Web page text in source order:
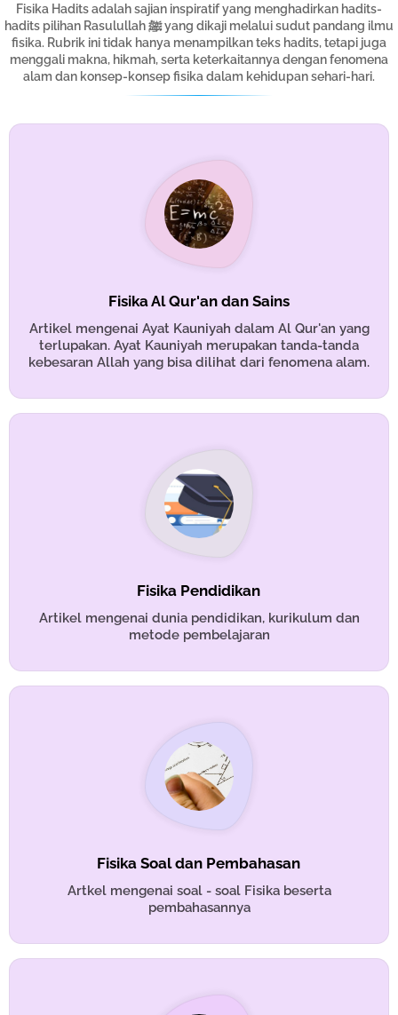
Fisika Hadits adalah sajian inspiratif yang menghadirkan hadits-
hadits pilihan Rasulullah ﷺ yang dikaji melalui sudut pandang ilmu
fisika. Rubrik ini tidak hanya menampilkan teks hadits, tetapi juga
menggali makna, hikmah, serta keterkaitannya dengan fenomena
alam dan konsep-konsep fisika dalam kehidupan sehari-hari.
Fisika Al Qur'an dan Sains
Artikel mengenai Ayat Kauniyah dalam Al Qur'an yang
terlupakan. Ayat Kauniyah merupakan tanda-tanda
kebesaran Allah yang bisa dilihat dari fenomena alam.
Fisika Pendidikan
Artikel mengenai dunia pendidikan, kurikulum dan
metode pembelajaran
Fisika Soal dan Pembahasan
Artkel mengenai soal - soal Fisika beserta
pembahasannya